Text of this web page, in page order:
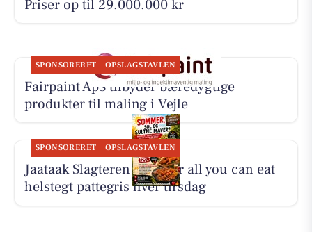
Priser op til 29.000.000 kr
SPONSORERET OPSLAGSTAVLEN
Fairpaint ApS tilbyder bæredygtige
produkter til maling i Vejle
SPONSORERET OPSLAGSTAVLEN
Jaataak Slagteren serverer all you can eat
helstegt pattegris hver tirsdag